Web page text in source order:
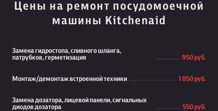
Цены на ремонт посудомоечной
машины Kitchenaid
Замена гидростопа, сливного шланга,
патрубков, герметизация
950 руб.
Монтаж/демонтаж встроенной техники 1 050 руб.
Замена дозатора, лицевой панели, сигнальных
диодов дозатора
550 руб.